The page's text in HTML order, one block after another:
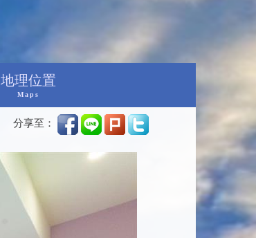
地理位置
Maps
分享至：